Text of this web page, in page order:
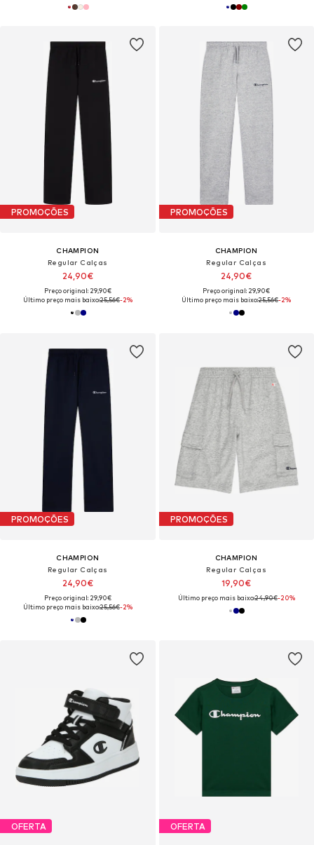
PROMOÇÕES
CHAMPION
Regular Calças
24,90€
Preço original: 29,90€
Último preço mais baixo:25,56€-2%
PROMOÇÕES
CHAMPION
Regular Calças
24,90€
Preço original: 29,90€
Último preço mais baixo:25,56€-2%
PROMOÇÕES
CHAMPION
Regular Calças
24,90€
Preço original: 29,90€
Último preço mais baixo:25,56€-2%
PROMOÇÕES
CHAMPION
Regular Calças
19,90€
Último preço mais baixo:24,90€-20%
OFERTA OFERTA